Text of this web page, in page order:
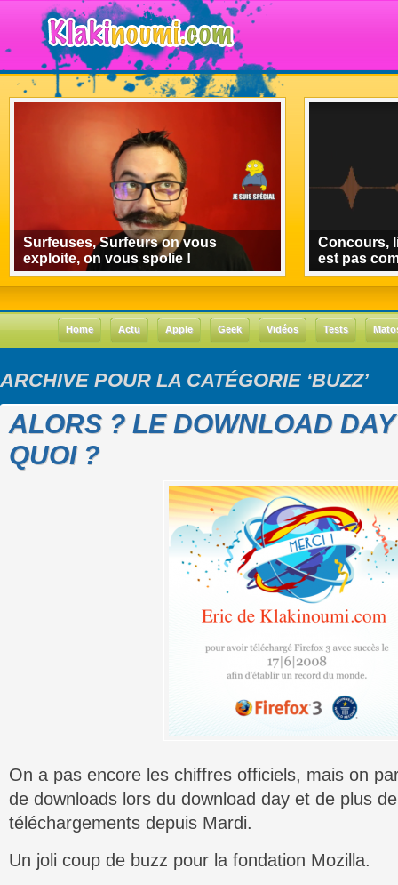
Surfeuses, Surfeurs on vous
exploite, on vous spolie !
Concours,
est pas
Home Actu Apple Geek Vidéos Tests
ARCHIVE POUR LA CATÉGORIE ‘BUZZ’
ALORS ? LE DOWNLOAD
QUOI ?
On a pas encore les chiffres officiels, mais on
de downloads lors du download day et de plus
téléchargements depuis Mardi.
Un joli coup de buzz pour la fondation Mozilla.